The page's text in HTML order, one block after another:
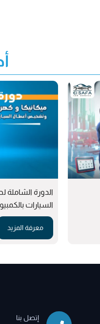
الدورة
السيارات
معرفة المزيد
إتصل بنا